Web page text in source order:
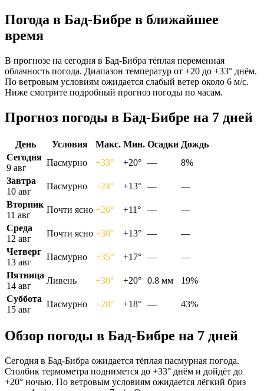
Погода в Бад-Бибре в ближайшее
время
В прогнозе на сегодня в Бад-Бибра тёплая переменная
облачность погода. Диапазон температур от +20 до +33° днём.
По ветровым условиям ожидается слабый ветер около 6 м/с.
Ниже смотрите подробный прогноз погоды по часам.
Прогноз погоды в Бад-Бибре на 7 дней
День Условия Макс. Мин. Осадки Дождь
Сегодня
9 авг
Пасмурно +33° +20° —
8%
Завтра
10 авг
Пасмурно +24° +13° —
—
Вторник
11 авг
Почти ясно +26° +11° —
—
Среда
12 авг
Почти ясно +30° +13° —
—
Четверг
13 авг
Пасмурно +35° +17° —
—
Пятница
14 авг
Ливень +30° +20° 0.8 мм
19%
Суббота
15 авг
Пасмурно +28° +18° — 43%
Обзор погоды в Бад-Бибре на 7 дней
Сегодня в Бад-Бибра ожидается тёплая пасмурная погода.
Столбик термометра поднимется до +33° днём и дойдёт до
+20° ночью. По ветровым условиям ожидается лёгкий бриз